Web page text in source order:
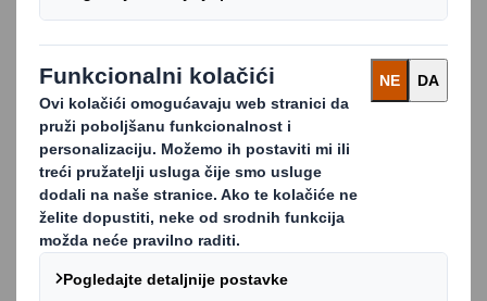
Koristeći se konceptom koji smo nazvali "The Power
of Less" ("Manje je više"), mi smo stručnjaci u tome
kako vam pomoći da dobijete najbolju vrijednost iz
vašeg recikliranog materijala kroz implementaciju
usluge koja nudi manje troškova, manje otpada i
manje teškoća.
Stručnjak za recikliranje
otpada